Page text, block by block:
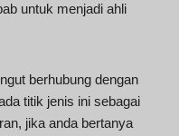
untuk menjadi ahli
berhubung dengan
titik jenis ini sebagai
jika anda bertanya